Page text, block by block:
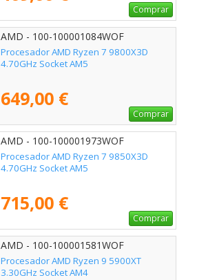
Comprar
AMD - 100-100001084WOF
Procesador AMD Ryzen 7 9800X3D
4.70GHz Socket AM5
649,00 €
Comprar
AMD - 100-100001973WOF
Procesador AMD Ryzen 7 9850X3D
4.70GHz Socket AM5
715,00 €
Comprar
AMD - 100-100001581WOF
Procesador AMD Ryzen 9 5900XT
3.30GHz Socket AM4